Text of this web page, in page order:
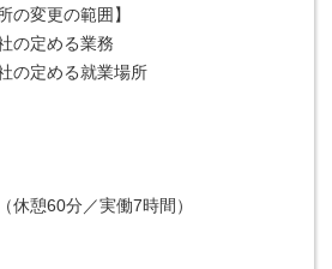
の変更の範囲】
の定める業務
の定める就業場所
休憩60分／実働7時間）